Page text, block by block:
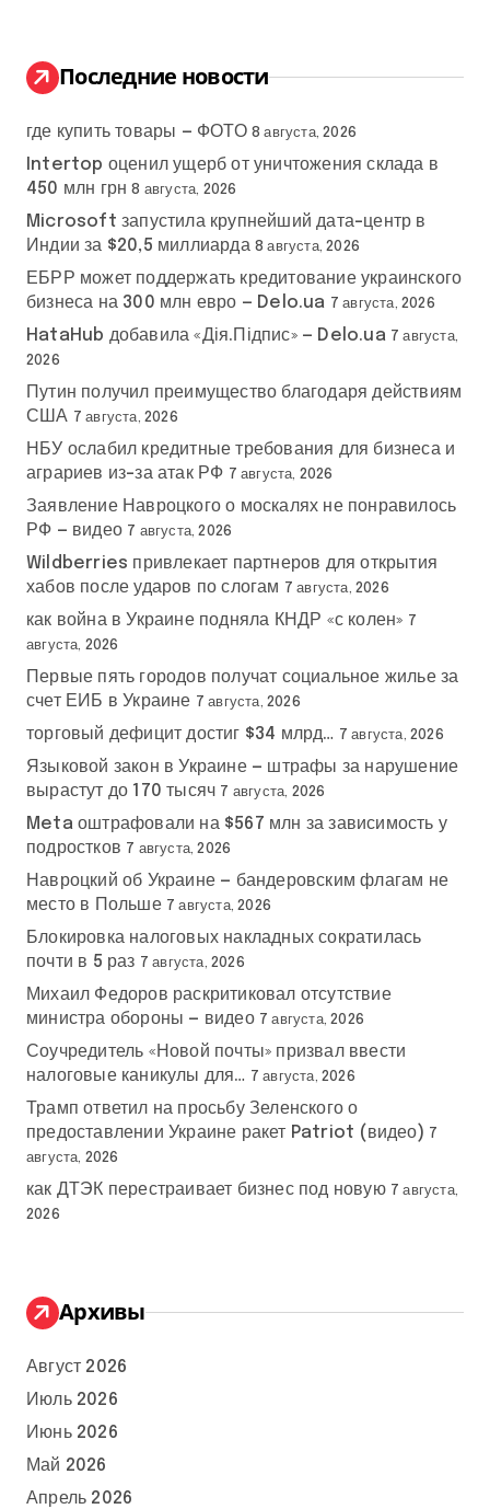
н
а
ц
и
я
з
а
и
с
е
й
:
Последние новости
где купить товары — ФОТО 8 августа, 2026
Intertop оценил ущерб от уничтожения склада в
450 млн грн 8 августа, 2026
Microsoft запустила крупнейший дата-центр в
Индии за $20,5 миллиарда 8 августа, 2026
ЕБРР может поддержать кредитование украинского
бизнеса на 300 млн евро — Delo.ua 7 августа, 2026
HataHub добавила «Дія.Підпис» — Delo.ua 7 августа,
2026
Путин получил преимущество благодаря действиям
США 7 августа, 2026
НБУ ослабил кредитные требования для бизнеса и
аграриев из-за атак РФ 7 августа, 2026
Заявление Навроцкого о москалях не понравилось
РФ — видео 7 августа, 2026
Wildberries привлекает партнеров для открытия
хабов после ударов по слогам 7 августа, 2026
как война в Украине подняла КНДР «с колен» 7
августа, 2026
Первые пять городов получат социальное жилье за
счет ЕИБ в Украине 7 августа, 2026
торговый дефицит достиг $34 млрд… 7 августа, 2026
Языковой закон в Украине — штрафы за нарушение
вырастут до 170 тысяч 7 августа, 2026
Meta оштрафовали на $567 млн за зависимость у
подростков 7 августа, 2026
Навроцкий об Украине — бандеровским флагам не
место в Польше 7 августа, 2026
Блокировка налоговых накладных сократилась
почти в 5 раз 7 августа, 2026
Михаил Федоров раскритиковал отсутствие
министра обороны — видео 7 августа, 2026
Соучредитель «Новой почты» призвал ввести
налоговые каникулы для… 7 августа, 2026
Трамп ответил на просьбу Зеленского о
предоставлении Украине ракет Patriot (видео) 7
августа, 2026
как ДТЭК перестраивает бизнес под новую 7 августа,
2026
Архивы
Август 2026
Июль 2026
Июнь 2026
Май 2026
Апрель 2026